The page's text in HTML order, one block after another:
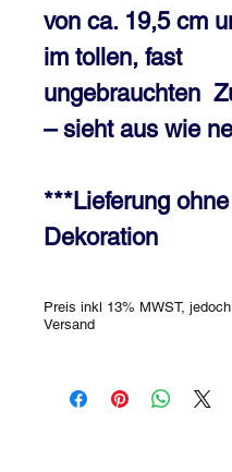
von ca. 19,5 cm
im tollen, fast
ungebrauchten
– sieht aus wie
***Lieferung ohne
Dekoration
Preis inkl 13% MWST,
Versand